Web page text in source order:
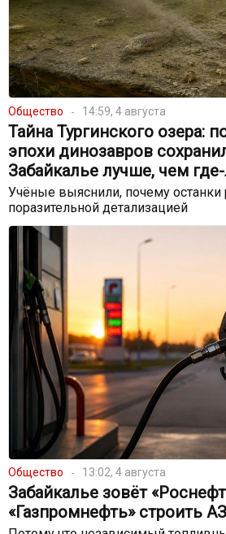
Общество 14:59, 4 августа
Тайна Тургинского озера:
эпохи динозавров
Забайкалье лучше, чем
Учёные выяснили, почему останки
поразительной детализацией
Общество 13:02, 4 августа
Забайкалье зовёт
«Газпромнефть» строить